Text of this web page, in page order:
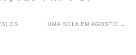
OS
UMA BOLA EM AGOSTO →